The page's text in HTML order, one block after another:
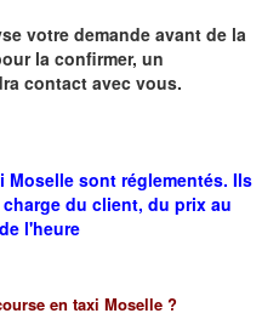
votre demande avant de la
la confirmer, un
contact avec vous.
sont réglementés. Ils
du client, du prix au
l'heure
en taxi Moselle ?